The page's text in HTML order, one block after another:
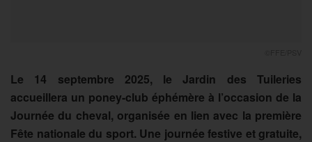
Le 14 septembre 2025, le Jardin des Tuileries
accueillera un poney-club éphémère à l’occasion de la
Journée du cheval, organisée en lien avec la première
Fête nationale du sport. Une journée festive et gratuite,